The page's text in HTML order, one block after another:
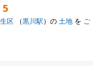
う願っております。
5
区 （黒川駅）の 土地 を ご